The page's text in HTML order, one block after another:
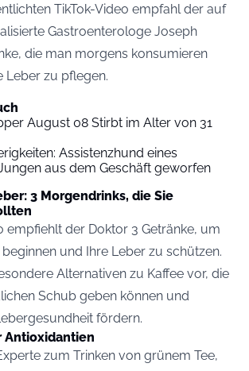
TikTok-Video empfahl der auf
Gastroenterologe Joseph
die man morgens konsumieren
Leber zu pflegen.
August 08 Stirbt im Alter von 31
Assistenzhund eines
aus dem Geschäft geworfen
3 Morgendrinks, die Sie
empfiehlt der Doktor 3 Getränke, um
und Ihre Leber zu schützen.
Alternativen zu Kaffee vor, die
Schub geben können und
fördern.
Antioxidantien
zum Trinken von grünem Tee,